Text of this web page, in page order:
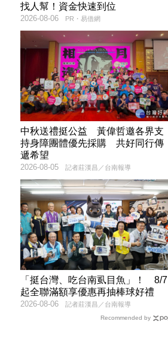
找人幫！資金快速到位
PR・易借網
2026-08-06
中秋送禮挺公益 黃偉哲邀各界支
持身障團體優先採購 共好同行傳
遞希望
記者莊漢昌／台南報導
2026-08-05
「挺台灣、吃台南虱目魚」！ 8/7
起全聯滿額享優惠再抽棒球好禮
記者莊漢昌／台南報導
2026-08-06
Recommended by